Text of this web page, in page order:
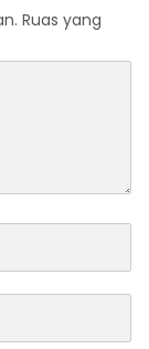
Ruas yang